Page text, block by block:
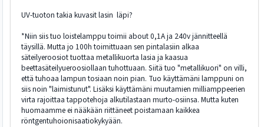
UV-tuoton takia kuvasit lasin läpi?
*Niin siis tuo loistelamppu toimii about 0,1A ja 240v jännitteellä
täysillä. Mutta jo 100h toimittuaan sen pintalasiin alkaa
säteilyeroosiot tuottaa metallikuorta lasia ja kaasua
beettasäteilyueroosiollaan tuhottuaan. Siitä tuo "metallikuori" on villi,
että tuhoaa lampun tosiaan noin pian. Tuo käyttämäni lamppuni on
siis noin "laimistunut". Lisäksi käyttämäni muutamien milliamppeerien
virta rajoittaa tappotehoja alkutilastaan murto-osiinsa. Mutta kuten
huomaamme ei nääkään riittäneet poistamaan kaikkea
röntgentuhoionisaatiokykyään.